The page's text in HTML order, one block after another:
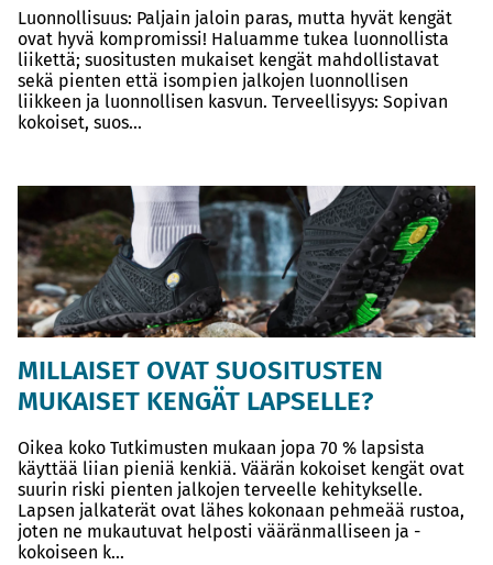
Luonnollisuus: Paljain jaloin paras, mutta hyvät kengät
ovat hyvä kompromissi! Haluamme tukea luonnollista
liikettä; suositusten mukaiset kengät mahdollistavat
sekä pienten että isompien jalkojen luonnollisen
liikkeen ja luonnollisen kasvun. Terveellisyys: Sopivan
kokoiset, suos...
MILLAISET OVAT SUOSITUSTEN
MUKAISET KENGÄT LAPSELLE?
Oikea koko Tutkimusten mukaan jopa 70 % lapsista
käyttää liian pieniä kenkiä. Väärän kokoiset kengät ovat
suurin riski pienten jalkojen terveelle kehitykselle.
Lapsen jalkaterät ovat lähes kokonaan pehmeää rustoa,
joten ne mukautuvat helposti vääränmalliseen ja -
kokoiseen k...